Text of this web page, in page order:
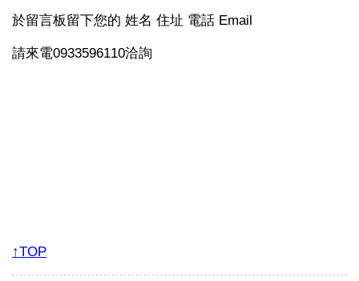
於留言板留下您的 姓名 住址 電話 Email
請來電0933596110洽詢
↑TOP